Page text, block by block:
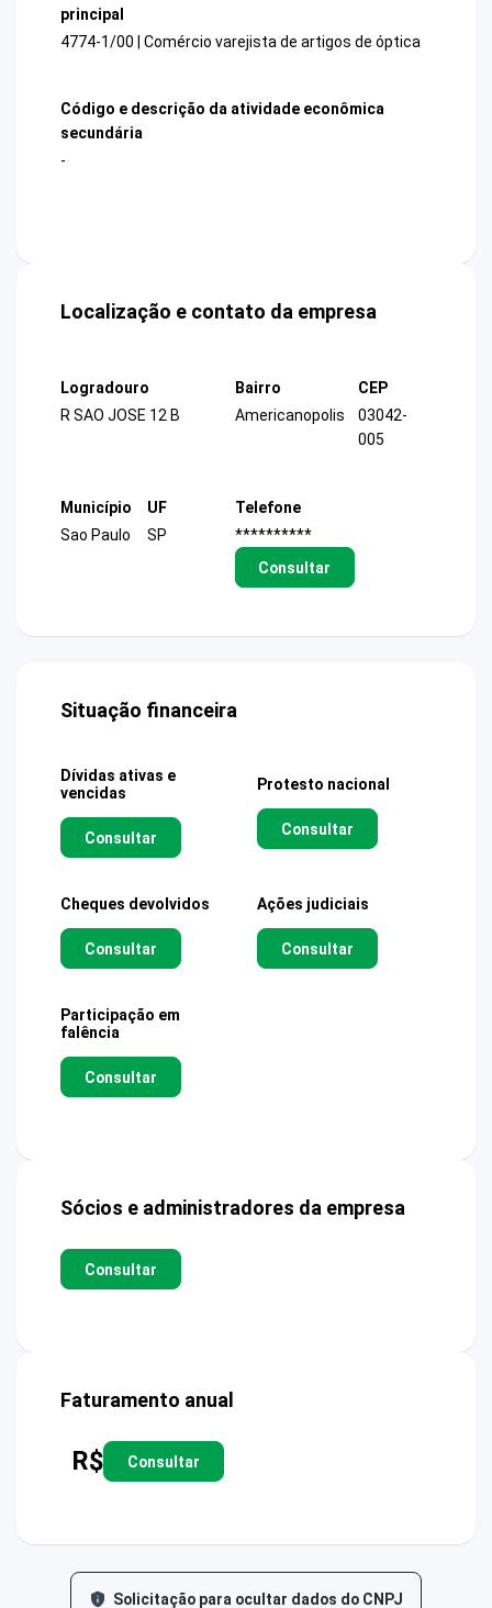
principal
4774-1/00 | Comércio varejista de artigos de óptica
Código e descrição da atividade econômica
secundária
-
Localização e contato da empresa
Logradouro
R SAO JOSE 12 B
Bairro
Americanopolis
CEP
03042-
005
Município
Sao Paulo
UF
SP
Telefone
**********
Consultar
Situação financeira
Dívidas ativas e
vencidas
Consultar
Protesto nacional
Consultar
Cheques devolvidos
Consultar
Ações judiciais
Consultar
Participação em
falência
Consultar
Sócios e administradores da empresa
Consultar
Faturamento anual
R$ Consultar
Solicitação para ocultar dados do CNPJ